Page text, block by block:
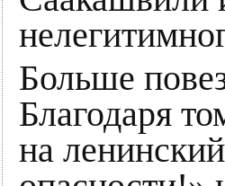
Больше
Благодаря
на